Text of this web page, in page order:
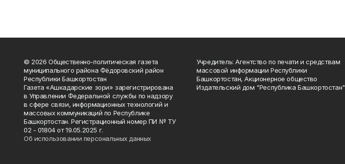
© 2026 Общественно-политическая газета
муниципального района Фёдоровский район
Республики Башкортостан
Газета «Ашкадарские зори» зарегистрирована
в Управлении Федеральной службы по надзору
в сфере связи, информационных технологий и
массовых коммуникаций по Республике
Башкортостан. Регистрационный номер ПИ № ТУ
02 - 01804 от 19.05.2025 г.
Об использовании персональных данных
Учредитель: Агентство по печати и средствам
массовой информации Республики
Башкортостан, Акционерное общество
Издательский дом "Республика Башкортостан"